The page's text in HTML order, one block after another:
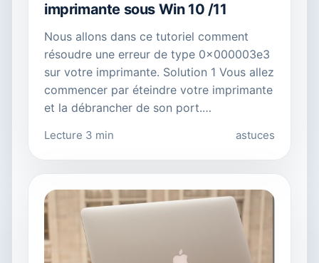
imprimante sous Win 10 /11
Nous allons dans ce tutoriel comment
résoudre une erreur de type 0x000003e3
sur votre imprimante. Solution 1 Vous allez
commencer par éteindre votre imprimante
et la débrancher de son port.…
Lecture 3 min astuces